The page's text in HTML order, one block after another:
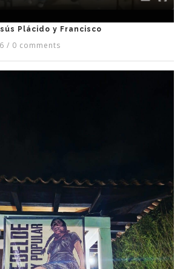
Plácido y Francisco
/ 0 comments